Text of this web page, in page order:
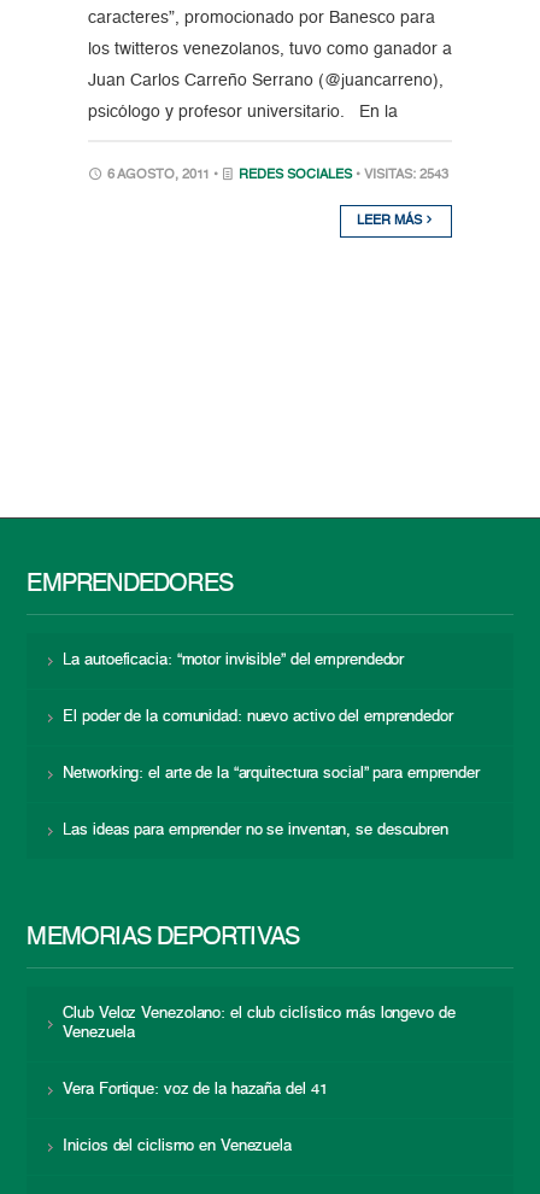
caracteres”, promocionado por Banesco para
los twitteros venezolanos, tuvo como ganador a
Juan Carlos Carreño Serrano (@juancarreno),
psicólogo y profesor universitario. En la
6 AGOSTO, 2011 • REDES SOCIALES • VISITAS: 2543
LEER MÁS
EMPRENDEDORES
La autoeficacia: “motor invisible” del emprendedor
El poder de la comunidad: nuevo activo del emprendedor
Networking: el arte de la “arquitectura social” para emprender
Las ideas para emprender no se inventan, se descubren
MEMORIAS DEPORTIVAS
Club Veloz Venezolano: el club ciclístico más longevo de
Venezuela
Vera Fortique: voz de la hazaña del 41
Inicios del ciclismo en Venezuela